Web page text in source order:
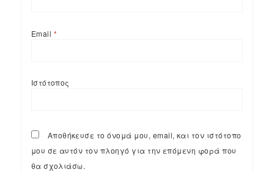
Email *
Ιστότοπος
Αποθήκευσε το όνομά μου, email, και τον ιστότοπο
μου σε αυτόν τον πλοηγό για την επόμενη φορά που
θα σχολιάσω.